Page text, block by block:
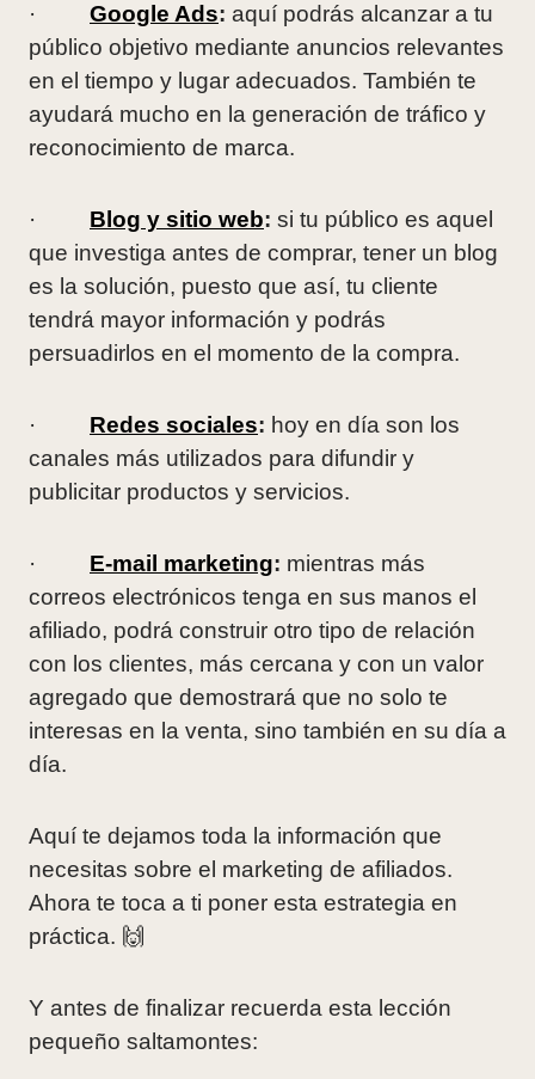
· Google Ads: aquí podrás alcanzar a tu
público objetivo mediante anuncios relevantes
en el tiempo y lugar adecuados. También te
ayudará mucho en la generación de tráfico y
reconocimiento de marca.
· Blog y sitio web: si tu público es aquel
que investiga antes de comprar, tener un blog
es la solución, puesto que así, tu cliente
tendrá mayor información y podrás
persuadirlos en el momento de la compra.
· Redes sociales: hoy en día son los
canales más utilizados para difundir y
publicitar productos y servicios.
· E-mail marketing: mientras más
correos electrónicos tenga en sus manos el
afiliado, podrá construir otro tipo de relación
con los clientes, más cercana y con un valor
agregado que demostrará que no solo te
interesas en la venta, sino también en su día a
día.
Aquí te dejamos toda la información que
necesitas sobre el marketing de afiliados.
Ahora te toca a ti poner esta estrategia en
práctica. 🙌
Y antes de finalizar recuerda esta lección
pequeño saltamontes: